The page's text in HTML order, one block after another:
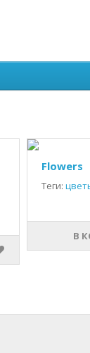
Flowers
Теги:
В